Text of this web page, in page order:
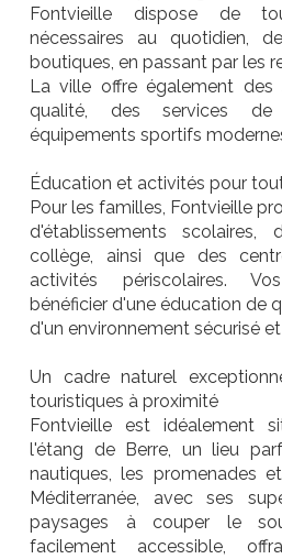
Fontvieille dispose de
nécessaires au quotidien,
boutiques, en passant par les
La ville offre également des
qualité, des services
équipements sportifs
Éducation et activités pour
Pour les familles, Fontvieille
d'établissements
collège, ainsi que des
activités périscolaires.
bénéficier d'une éducation de
d'un environnement sécurisé
Un cadre naturel
touristiques à proximité
Fontvieille est idéalement
l'étang de Berre, un lieu
nautiques, les promenades
Méditerranée, avec ses
paysages à couper le
facilement accessible,